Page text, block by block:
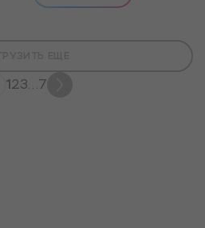
123...7